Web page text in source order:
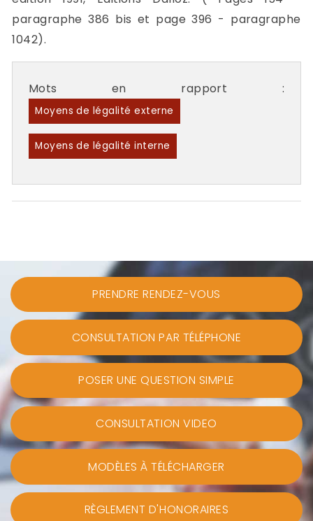
paragraphe 386 bis et page 396 - paragraphe
1042).
Mots en rapport :
Moyens de légalité externe
Moyens de légalité interne
PRENDRE RENDEZ-VOUS
CONSULTATION PAR TÉLÉPHONE
POSER UNE QUESTION SIMPLE
CONSULTATION VIDEO
MODÈLES À TÉLÉCHARGER
RÈGLEMENT D'HONORAIRES